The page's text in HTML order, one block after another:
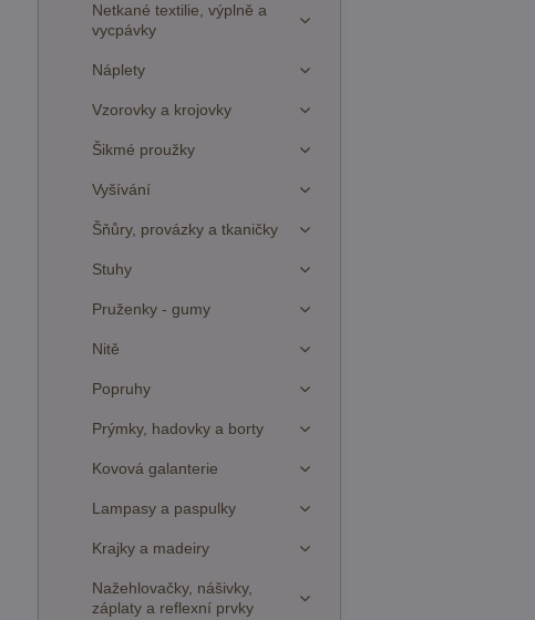
Netkané textilie, výplně a
vycpávky
Náplety
Vzorovky a krojovky
Šikmé proužky
Vyšívání
Šňůry, provázky a tkaničky
Stuhy
Pruženky - gumy
Nitě
Popruhy
Prýmky, hadovky a borty
Kovová galanterie
Lampasy a paspulky
Krajky a madeiry
Nažehlovačky, nášivky,
záplaty a reflexní prvky